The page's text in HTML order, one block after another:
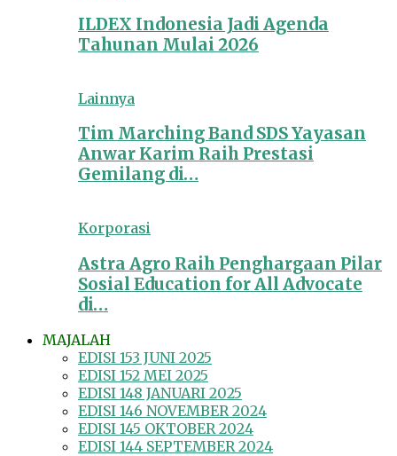
ILDEX Indonesia Jadi Agenda
Tahunan Mulai 2026
Lainnya
Tim Marching Band SDS Yayasan
Anwar Karim Raih Prestasi
Gemilang di…
Korporasi
Astra Agro Raih Penghargaan Pilar
Sosial Education for All Advocate
di…
MAJALAH
EDISI 153 JUNI 2025
EDISI 152 MEI 2025
EDISI 148 JANUARI 2025
EDISI 146 NOVEMBER 2024
EDISI 145 OKTOBER 2024
EDISI 144 SEPTEMBER 2024